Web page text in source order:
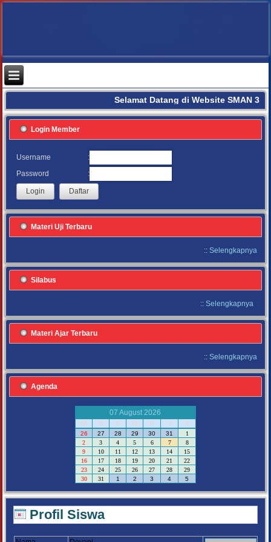
Selamat Datang di Website SMAN 3
Login Member
Username
:
Password
:
Materi Uji Terbaru
:: Selengkapnya
Silabus
:: Selengkapnya
Materi Ajar Terbaru
:: Selengkapnya
Agenda
07 August 2026
M
S S R K J S
26 27 28 29 30 31
1
2
3 4 5 6 7
8
9
10 11 12 13 14
15
16
17 18 19 20 21
22
23
24 25 26 27 28
29
30
31 1 2 3 4 5
Profil Siswa